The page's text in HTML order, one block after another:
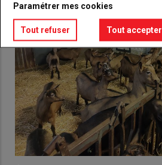
Paramétrer mes cookies
Tout refuser Tout accepter